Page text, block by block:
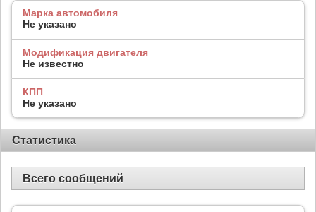
Марка автомобиля
Не указано
Модификация двигателя
Не известно
КПП
Не указано
Статистика
Всего сообщений